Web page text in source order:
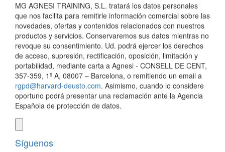
MG AGNESI TRAINING, S.L. tratará los datos personales
que nos facilita para remitirle información comercial sobre las
novedades, ofertas y contenidos relacionados con nuestros
productos y servicios. Conservaremos sus datos mientras no
revoque su consentimiento. Ud. podrá ejercer los derechos
de acceso, supresión, rectificación, oposición, limitación y
portabilidad, mediante carta a Agnesi - CONSELL DE CENT,
357-359, 1º A, 08007 – Barcelona, o remitiendo un email a
rgpd@harvard-deusto.com. Asimismo, cuando lo considere
oportuno podrá presentar una reclamación ante la Agencia
Española de protección de datos.
Síguenos